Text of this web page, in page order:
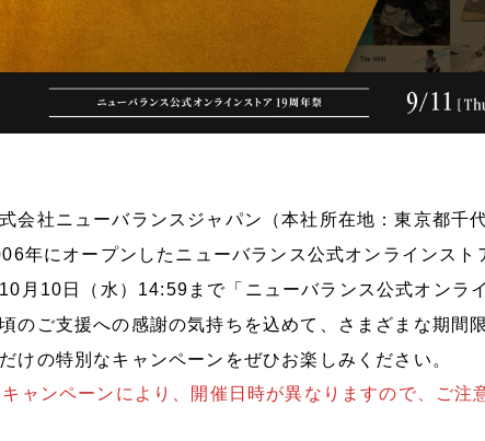
会社ニューバランスジャパン（本社所在地：東京都千
年にオープンしたニューバランス公式オンラインス
月10日（水）14:59まで「ニューバランス公式オンラ
のご支援への感謝の気持ちを込めて、さまざまな期間
けの特別なキャンペーンをぜひお楽しみください。
ャンペーンにより、開催日時が異なりますので、ご注